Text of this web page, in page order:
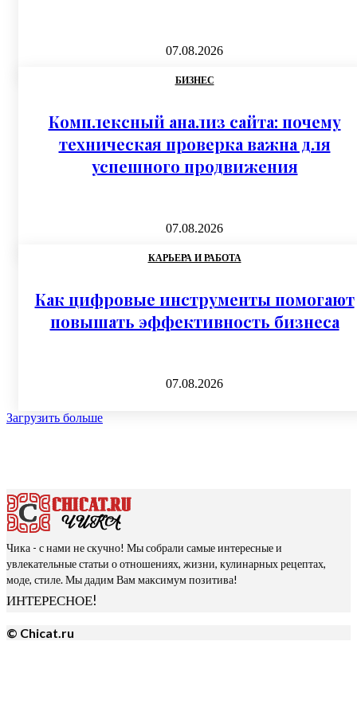
07.08.2026
БИЗНЕС
Комплексный анализ сайта: почему
техническая проверка важна для
успешного продвижения
07.08.2026
КАРЬЕРА И РАБОТА
Как цифровые инструменты помогают
повышать эффективность бизнеса
07.08.2026
Загрузить больше
Чика - с нами не скучно! Мы собрали самые интересные и
увлекательные статьи о отношениях, жизни, кулинарных рецептах,
моде, стиле. Мы дадим Вам максимум позитива!
ИНТЕРЕСНОЕ!
© Chicat.ru